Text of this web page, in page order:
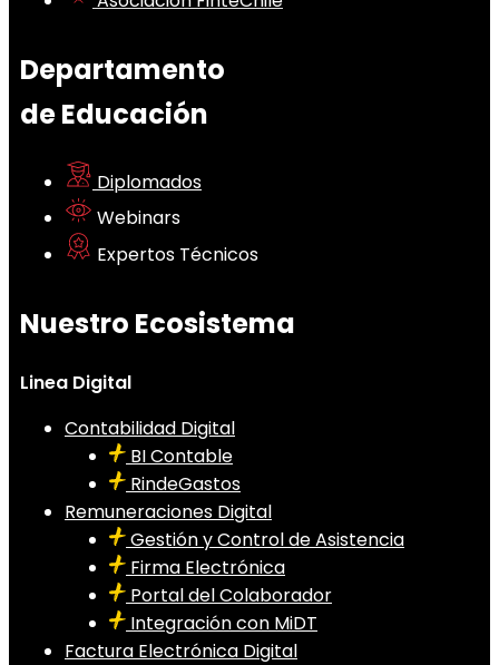
Departamento
de Educación
Diplomados
Webinars
Expertos Técnicos
Nuestro Ecosistema
Linea Digital
Contabilidad Digital
BI Contable
RindeGastos
Remuneraciones Digital
Gestión y Control de Asistencia
Firma Electrónica
Portal del Colaborador
Integración con MiDT
Factura Electrónica Digital